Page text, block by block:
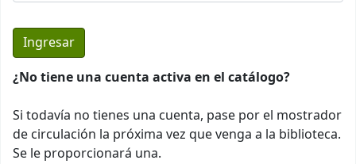
¿No tiene una cuenta activa en el catálogo?
Si todavía no tienes una cuenta, pase por el mostrador
de circulación la próxima vez que venga a la biblioteca.
Se le proporcionará una.